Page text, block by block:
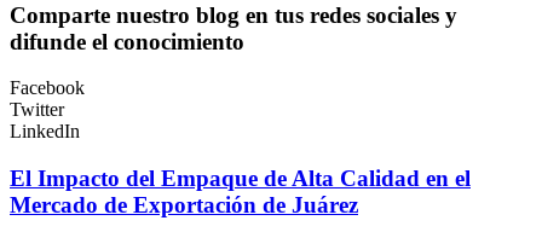
Comparte nuestro blog en tus redes sociales y
difunde el conocimiento
Facebook
Twitter
LinkedIn
El Impacto del Empaque de Alta Calidad en el
Mercado de Exportación de Juárez